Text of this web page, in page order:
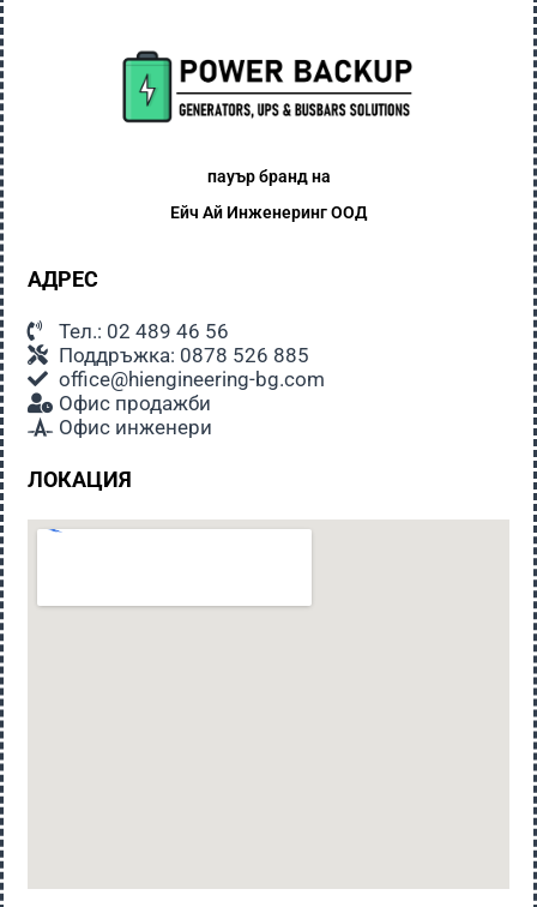
пауър бранд на
Ейч АйИнженеринг ООД
АДРЕС
Тел.: 02 489 46 56
Поддръжка: 0878 526 885
office@hiengineering-bg.com
Офис продажби
Офис инженери
ЛОКАЦИЯ